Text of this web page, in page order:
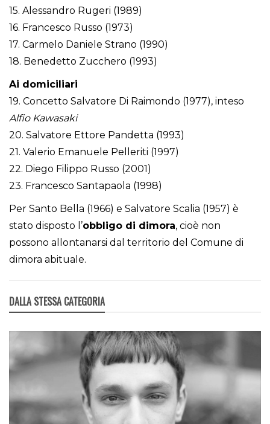
15. Alessandro Rugeri (1989)
16. Francesco Russo (1973)
17. Carmelo Daniele Strano (1990)
18. Benedetto Zucchero (1993)
Ai domiciliari
19. Concetto Salvatore Di Raimondo (1977), inteso
Alfio Kawasaki
20. Salvatore Ettore Pandetta (1993)
21. Valerio Emanuele Pelleriti (1997)
22. Diego Filippo Russo (2001)
23. Francesco Santapaola (1998)
Per Santo Bella (1966) e Salvatore Scalia (1957) è
stato disposto l’obbligo di dimora, cioè non
possono allontanarsi dal territorio del Comune di
dimora abituale.
DALLA STESSA CATEGORIA